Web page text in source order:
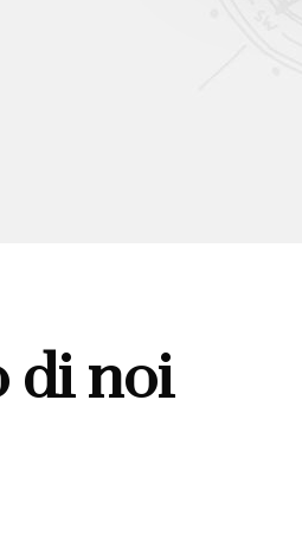
di noi